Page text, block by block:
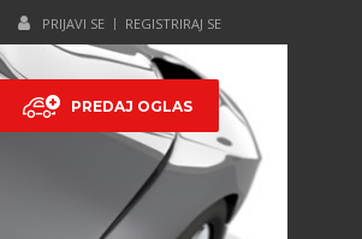
PRIJAVI SE REGISTRIRAJ SE
PREDAJ OGLAS